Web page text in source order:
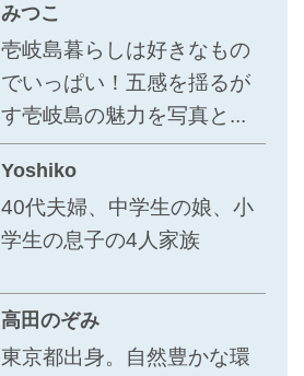
みつこ
壱岐島暮らしは好きなもの
でいっぱい！五感を揺るが
す壱岐島の魅力を写真と...
Yoshiko
40代夫婦、中学生の娘、小
学生の息子の4人家族
高田のぞみ
東京都出身。自然豊かな環